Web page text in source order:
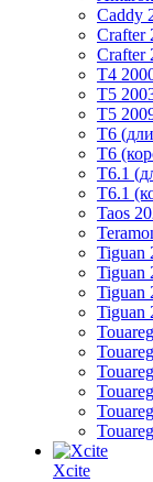
Caddy
Crafter
Crafter
T4
T5
T5
T6
Т6
T6.1
T6.1
Taos
Tiguan
Tiguan
Tiguan
Tiguan
Xcite